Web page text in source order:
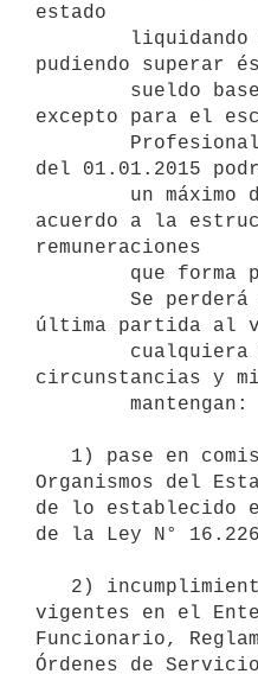
estado
pudiendo superar
excepto para el
del 01.01.2015
acuerdo a la
remuneraciones
última partida al
circunstancias y
Organismos del
de lo establecido
de la Ley N°
vigentes en el
Funcionario,
Órdenes de